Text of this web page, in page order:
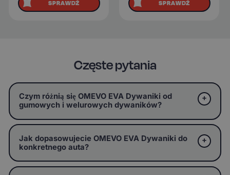
SPRAWDŹ SPRAWDŹ
Częste pytania
Czym różnią się OMEVO EVA Dywaniki od
gumowych i welurowych dywaników?
Jak dopasowujecie OMEVO EVA Dywaniki do
konkretnego auta?